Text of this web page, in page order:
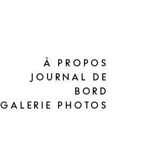
À PROPOS
JOURNAL DE
BORD
GALERIE PHOTOS